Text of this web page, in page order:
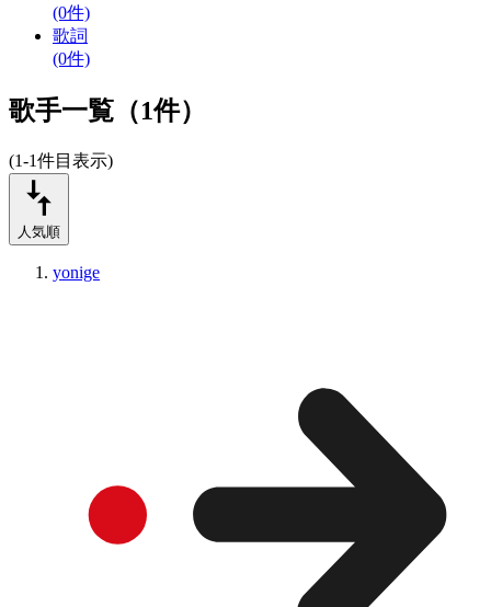
(0件)
歌詞
(0件)
歌手一覧（1件）
(1-1件目表示)
人気順
yonige